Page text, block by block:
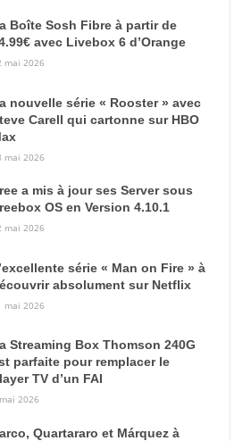
Boîte Sosh Fibre à partir de
avec Livebox 6 d’Orange
mai 2026
nouvelle série « Rooster » avec
Carell qui cartonne sur HBO
mai 2026
a mis à jour ses Server sous
OS en Version 4.10.1
mai 2026
série « Man on Fire » à
absolument sur Netflix
mai 2026
Streaming Box Thomson 240G
parfaite pour remplacer le
TV d’un FAI
2026
Quartararo et Márquez à